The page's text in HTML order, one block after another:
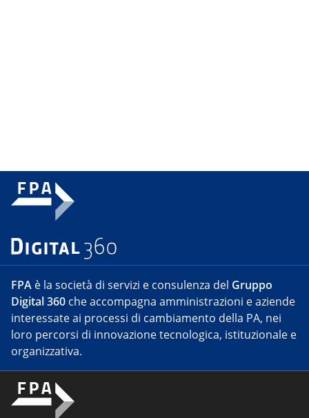
FPA è la società di servizi e consulenza del Gruppo
Digital 360 che accompagna amministrazioni e aziende
interessate ai processi di cambiamento della PA, nei
loro percorsi di innovazione tecnologica, istituzionale e
organizzativa.